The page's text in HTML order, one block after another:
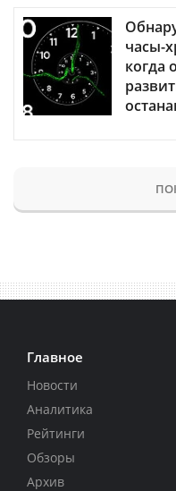
часы-
когда
Главное
Новости
Аналитика
Рейтинги
Обзоры
Архив